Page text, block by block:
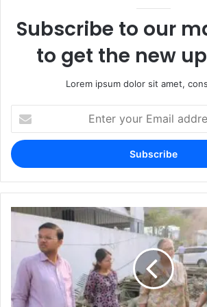
Subscribe to our
to get the new
Lorem ipsum dolor sit amet,